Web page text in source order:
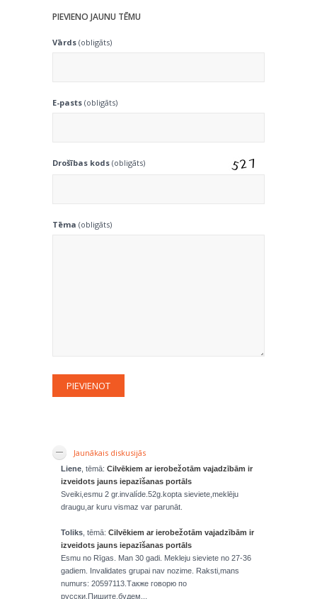
PIEVIENO JAUNU TĒMU
Vārds (obligāts)
E-pasts (obligāts)
Drošības kods (obligāts)
Tēma (obligāts)
Jaunākais diskusijās
Liene , tēmā: Cilvēkiem ar ierobežotām vajadzībām ir
izveidots jauns iepazīšanas portāls
Sveiki,esmu 2 gr.invalíde.52g.kopta sieviete,meklēju
draugu,ar kuru vismaz var parunāt.
Toliks , tēmā: Cilvēkiem ar ierobežotām vajadzībām ir
izveidots jauns iepazīšanas portāls
Esmu no Rīgas. Man 30 gadi. Mekleju sieviete no 27-36
gadiem. Invalidates grupai nav nozime. Raksti,mans
numurs: 20597113.Также говорю по
русски.Пишите,будем...